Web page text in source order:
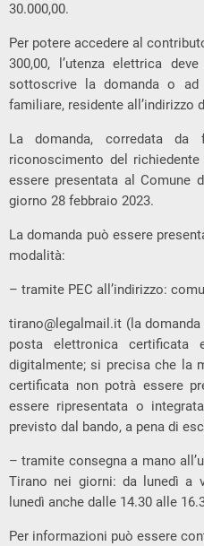
30.000,00.
Per potere accedere al
300,00, l’utenza elettrica
sottoscrive la domanda o
familiare, residente all’indirizzo
La domanda, corredata da
riconoscimento del
essere presentata al Comune
giorno 28 febbraio 2023.
La domanda può essere
modalità:
– tramite PEC all’indirizzo:
tirano@legalmail.it (la
posta elettronica certificata
digitalmente; si precisa che la
certificata non potrà essere
essere ripresentata o
previsto dal bando, a pena di
– tramite consegna a mano
Tirano nei giorni: da lunedì a
lunedì anche dalle 14.30 alle
Per informazioni può essere